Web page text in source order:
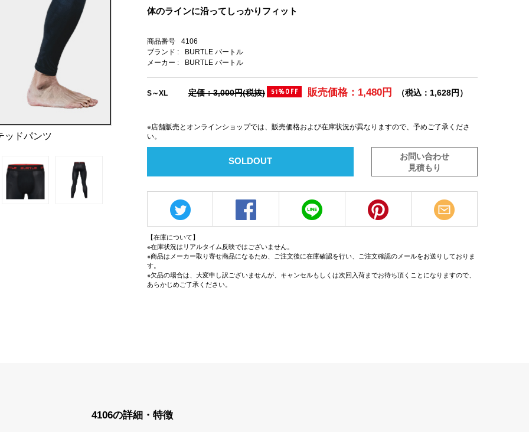
ッドパンツ
体のラインに沿ってしっかりフィット
商品番号
4106
ブランド :
BURTLE バートル
メーカー :
BURTLE バートル
S～XL 定価：3,000円(税抜) 51%OFF 販売価格：1,480円 （税込：1,628円）
※店舗販売とオンラインショップでは、販売価格および在庫状況が異なりますので、予めご了承くださ
い。
SOLDOUT
お問い合わせ
見積もり
【在庫について】
※在庫状況はリアルタイム反映ではございません。
※商品はメーカー取り寄せ商品になるため、ご注文後に在庫確認を行い、ご注文確認のメールをお送りしておりま
す。
※欠品の場合は、大変申し訳ございませんが、キャンセルもしくは次回入荷までお待ち頂くことになりますので、
あらかじめご了承ください。
4106の詳細・特徴